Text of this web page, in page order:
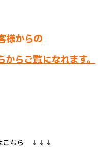
様からの
からご覧になれます。
こちら ↓↓↓